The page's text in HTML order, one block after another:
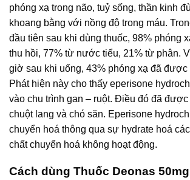
phóng xạ trong não, tuỷ sống, thần kinh
khoang bằng với nồng độ trong máu.
đầu tiên sau khi dùng thuốc, 98% phóng
thu hồi, 77% từ nước tiểu, 21% từ phân.
giờ sau khi uống, 43% phóng xạ đã được
Phát hiện này cho thấy eperisone
vào chu trình gan – ruột. Điều đó đã được
chuột lang và chó săn. Eperisone
chuyển hoá thông qua sự hydrate hoá
chất chuyển hoá không hoạt động.
Cách dùng Thuốc Deonas 50mg